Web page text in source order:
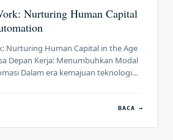
Nurturing Human Capital
Nurturing Human Capital in the Age
Depan Kerja: Menumbuhkan Modal
Dalam era kemajuan teknologi
tentang bagaimana kita dapat
BACA →